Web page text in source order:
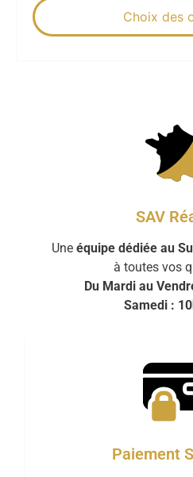
Choix des
SAV
Une équipe dédiée au
à toutes vos
Du Mardi au
Samedi :
Paiement